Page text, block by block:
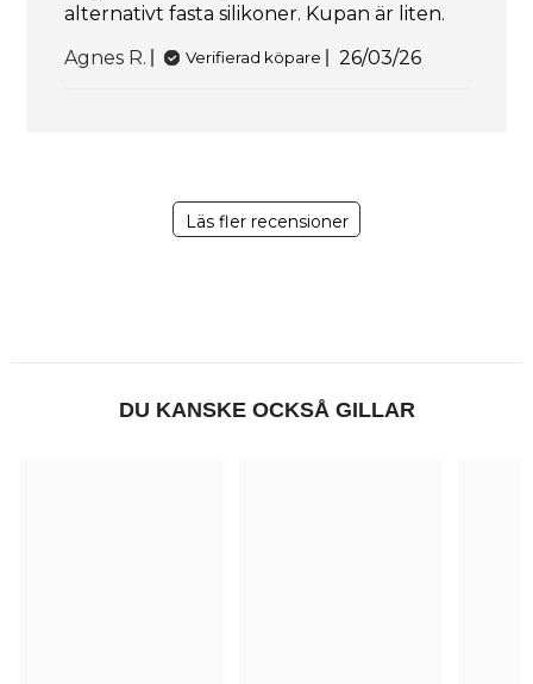
alternativt fasta silikoner. Kupan är liten.
Agnes R.
Verifierad köpare 26/03/26
Läs fler recensioner
DU KANSKE OCKSÅ GILLAR